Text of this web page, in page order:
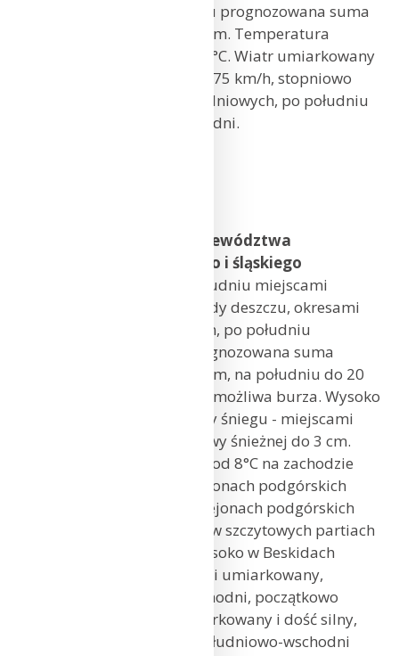
W zachodniej części regionu prognozowana suma
opadów od 10 mm do 15 mm. Temperatura
maksymalna od 12°C do 15°C. Wiatr umiarkowany
i dość silny, w porywach do 75 km/h, stopniowo
słabnący, z kierunków południowych, po południu
na zachodzie regionu zachodni.
Prognoza pogody dla województwa
dolnośląskiego, opolskiego i śląskiego
Zachmurzenie duże, po południu miejscami
większe przejaśnienia. Opady deszczu, okresami
o natężeniu umiarkowanym, po południu
od zachodu zanikające. Prognozowana suma
opadów od 10 mm do 15 mm, na południu do 20
mm. Na wschodzie regionu możliwa burza. Wysoko
w Sudetach okresami opady śniegu - miejscami
przejściowy przyrost pokrywy śnieżnej do 3 cm.
Temperatura maksymalna od 8°C na zachodzie
do 16°C na wschodzie, w rejonach podgórskich
Sudetów od 6°C do 9°C, w rejonach podgórskich
Beskidów od 12°C do 14°C, w szczytowych partiach
Sudetów od -3°C do 0°C, wysoko w Beskidach
od 8°C do 10°C. Wiatr słaby i umiarkowany,
zachodni i południowo-zachodni, początkowo
na wschodzie regionu umiarkowany i dość silny,
w porywach do 65 km/h, południowo-wschodni